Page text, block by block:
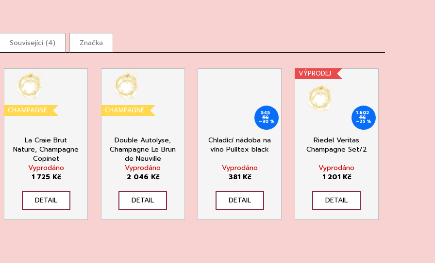
Související (4) Značka
CHAMPAGNE
La Craie Brut
Nature, Champagne
Copinet
Vyprodáno
1 725 Kč
DETAIL
CHAMPAGNE
Double Autolyse,
Champagne Le Brun
de Neuville
Vyprodáno
2 046 Kč
DETAIL
545
KČ
–30 %
Chladící nádoba na
víno Pulltex black
Vyprodáno
381 Kč
DETAIL
VÝPRODEJ
1 602
KČ
–25 %
Riedel Veritas
Champagne Set/2
Vyprodáno
1 201 Kč
DETAIL